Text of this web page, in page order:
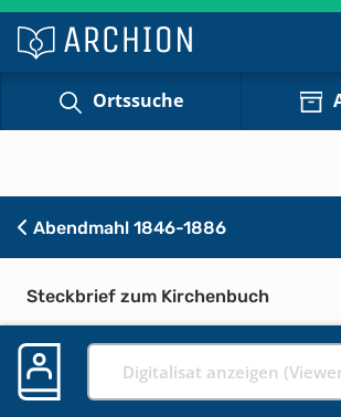
Ortssuche
Abendmahl 1846-1886
Steckbrief zum Kirchenbuch
Digitalisat anzeigen